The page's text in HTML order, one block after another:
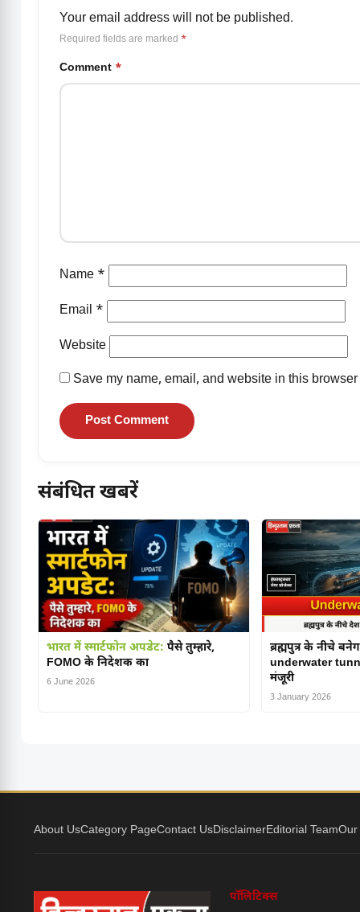
Your email address will not be published.
Required fields are marked *
Comment *
Name *
Email *
Website
Save my name, email, and website in this
संबंधित खबरें
भारत में स्मार्टफोन अपडेट: पैसे तुम्हारे,
FOMO के निदेशक का
6 June 2026
ब्रह्मपुत्र के नीचे
underwater
मंजूरी
3 January 2026
About UsCategory PageContact UsDisclaimerEditorial Team
पॉलिटिक्स